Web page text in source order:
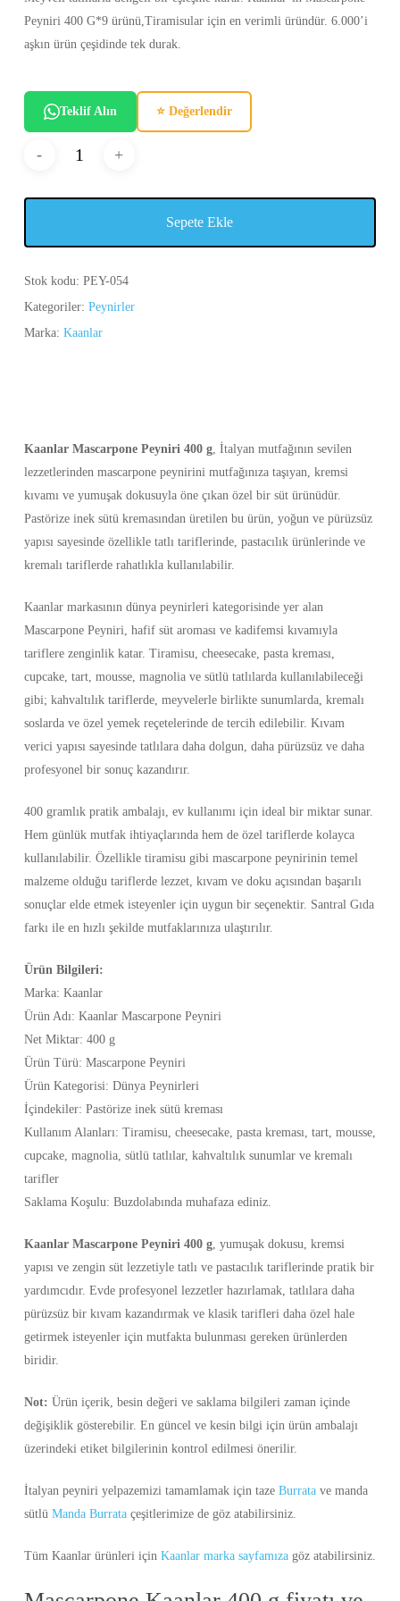
Peyniri 400 G*9 ürünü,Tiramisular için en verimli üründür. 6.000’i
aşkın ürün çeşidinde tek durak.
Teklif Alın ⭐ Değerlendir
Sepete Ekle
Stok kodu: PEY-054
Kategoriler: Peynirler
Marka: Kaanlar
Kaanlar Mascarpone Peyniri 400 g, İtalyan mutfağının sevilen
lezzetlerinden mascarpone peynirini mutfağınıza taşıyan, kremsi
kıvamı ve yumuşak dokusuyla öne çıkan özel bir süt ürünüdür.
Pastörize inek sütü kremasından üretilen bu ürün, yoğun ve pürüzsüz
yapısı sayesinde özellikle tatlı tariflerinde, pastacılık ürünlerinde ve
kremalı tariflerde rahatlıkla kullanılabilir.
Kaanlar markasının dünya peynirleri kategorisinde yer alan
Mascarpone Peyniri, hafif süt aroması ve kadifemsi kıvamıyla
tariflere zenginlik katar. Tiramisu, cheesecake, pasta kreması,
cupcake, tart, mousse, magnolia ve sütlü tatlılarda kullanılabileceği
gibi; kahvaltılık tariflerde, meyvelerle birlikte sunumlarda, kremalı
soslarda ve özel yemek reçetelerinde de tercih edilebilir. Kıvam
verici yapısı sayesinde tatlılara daha dolgun, daha pürüzsüz ve daha
profesyonel bir sonuç kazandırır.
400 gramlık pratik ambalajı, ev kullanımı için ideal bir miktar sunar.
Hem günlük mutfak ihtiyaçlarında hem de özel tariflerde kolayca
kullanılabilir. Özellikle tiramisu gibi mascarpone peynirinin temel
malzeme olduğu tariflerde lezzet, kıvam ve doku açısından başarılı
sonuçlar elde etmek isteyenler için uygun bir seçenektir. Santral Gıda
farkı ile en hızlı şekilde mutfaklarınıza ulaştırılır.
Ürün Bilgileri:
Marka: Kaanlar
Ürün Adı: Kaanlar Mascarpone Peyniri
Net Miktar: 400 g
Ürün Türü: Mascarpone Peyniri
Ürün Kategorisi: Dünya Peynirleri
İçindekiler: Pastörize inek sütü kreması
Kullanım Alanları: Tiramisu, cheesecake, pasta kreması, tart, mousse,
cupcake, magnolia, sütlü tatlılar, kahvaltılık sunumlar ve kremalı
tarifler
Saklama Koşulu: Buzdolabında muhafaza ediniz.
Kaanlar Mascarpone Peyniri 400 g, yumuşak dokusu, kremsi
yapısı ve zengin süt lezzetiyle tatlı ve pastacılık tariflerinde pratik bir
yardımcıdır. Evde profesyonel lezzetler hazırlamak, tatlılara daha
pürüzsüz bir kıvam kazandırmak ve klasik tarifleri daha özel hale
getirmek isteyenler için mutfakta bulunması gereken ürünlerden
biridir.
Not: Ürün içerik, besin değeri ve saklama bilgileri zaman içinde
değişiklik gösterebilir. En güncel ve kesin bilgi için ürün ambalajı
üzerindeki etiket bilgilerinin kontrol edilmesi önerilir.
İtalyan peyniri yelpazemizi tamamlamak için taze Burratave manda
sütlü Manda Burrataçeşitlerimize de göz atabilirsiniz.
Tüm Kaanlar ürünleri için Kaanlar marka sayfamızagöz atabilirsiniz.